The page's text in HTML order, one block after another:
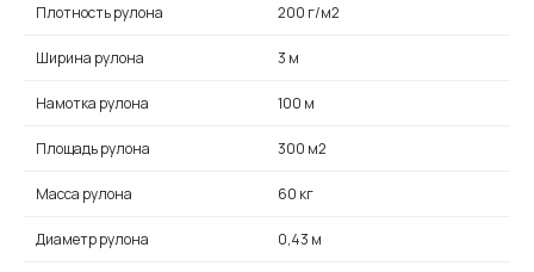
Плотность рулона 200 г/м2
Ширина рулона 3 м
Намотка рулона 100 м
Площадь рулона 300 м2
Масса рулона 60 кг
Диаметр рулона 0,43 м